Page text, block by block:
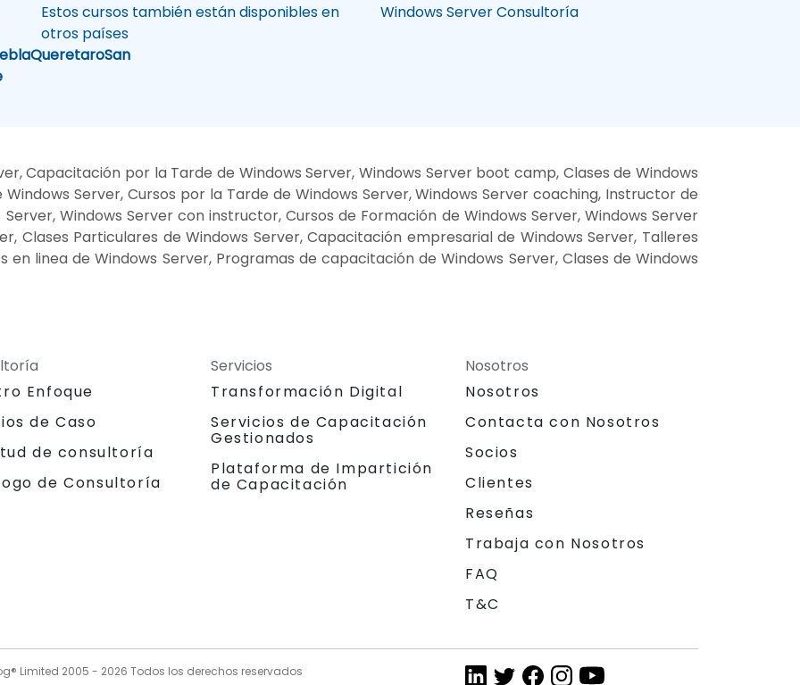
QueretaroSan
Estos cursos también están disponibles en
otros países
Windows Server Consultoría
Capacitación por la Tarde de Windows Server, Windows Server boot camp, Clases de Windows
Server, Cursos por la Tarde de Windows Server, Windows Server coaching, Instructor de
Windows Server con instructor, Cursos de Formación de Windows Server, Windows Server
Clases Particulares de Windows Server, Capacitación empresarial de Windows Server, Talleres
en linea de Windows Server, Programas de capacitación de Windows Server, Clases de Windows
Enfoque
de Caso
de consultoría
de Consultoría
Servicios
Transformación Digital
Servicios de Capacitación
Gestionados
Plataforma de Impartición
de Capacitación
Nosotros
Nosotros
Contacta con Nosotros
Socios
Clientes
Reseñas
Trabaja con Nosotros
FAQ
T&C
Limited 2005 - 2026 Todos los derechos reservados